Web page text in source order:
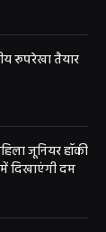
रूपरेखा तैयार
जूनियर हॉकी
दिखाएंगी दम